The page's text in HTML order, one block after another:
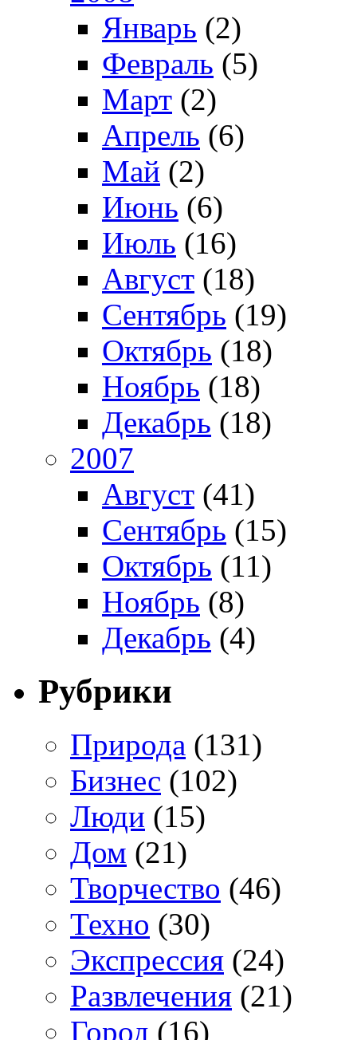
Январь (2)
Февраль (5)
Март (2)
Апрель (6)
Май (2)
Июнь (6)
Июль (16)
Август (18)
Сентябрь (19)
Октябрь (18)
Ноябрь (18)
Декабрь (18)
2007
Август (41)
Сентябрь (15)
Октябрь (11)
Ноябрь (8)
Декабрь (4)
Рубрики
Природа (131)
Бизнес (102)
Люди (15)
Дом (21)
Творчество (46)
Техно (30)
Экспрессия (24)
Развлечения (21)
Город (16)